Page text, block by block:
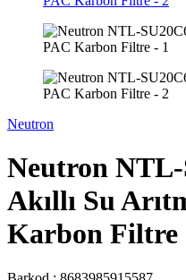
Neutron
Neutron
Akıllı Su
Karbon Filtre